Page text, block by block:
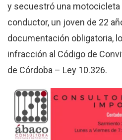
y secuestró una
conductor, un joven de 22
documentación obligatoria,
infracción al Código de
de Córdoba – Ley 10.326.